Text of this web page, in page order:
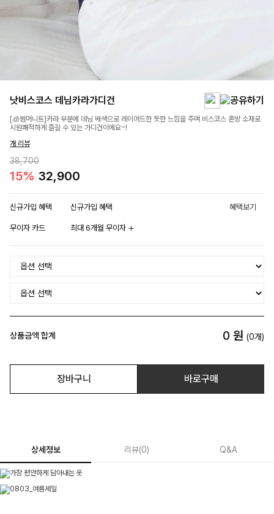
낫비스코스 데님카라가디건
[🧊썸머니트]카라 부분에 데님 배색으로 레이어드한 듯한 느낌을 주며 비스코스 혼방 소재로
시원쾌적하게 즐길 수 있는 가디건이에요~!
개 리뷰
38,700
15% 32,900
신규가입 혜택 신규가입 혜택 혜택보기
무이자 카드 최대 6개월 무이자
상품금액 합계 0 원 (0개)
장바구니 바로구매
상세정보 리뷰(0) Q&A